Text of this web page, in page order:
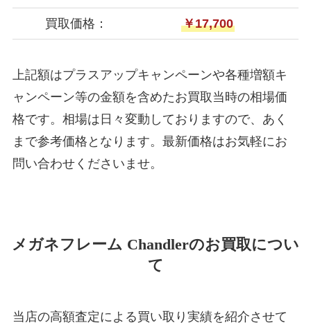
買取価格： ￥17,700
上記額はプラスアップキャンペーンや各種増額キ
ャンペーン等の金額を含めたお買取当時の相場価
格です。相場は日々変動しておりますので、あく
まで参考価格となります。最新価格はお気軽にお
問い合わせくださいませ。
メガネフレーム Chandlerのお買取につい
て
当店の高額査定による買い取り実績を紹介させて